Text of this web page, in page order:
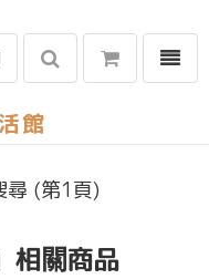
選單
尋 (第1頁)
相關商品